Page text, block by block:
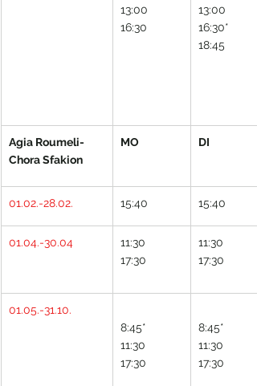
13:00
16:30
13:00
16:30*
18:45
Agia Roumeli-
Chora Sfakion
MO DI
01.02.-28.02. 15:40 15:40
01.04.-30.04
11:30
17:30
11:30
17:30
01.05.-31.10.
8:45*
11:30
17:30
8:45*
11:30
17:30